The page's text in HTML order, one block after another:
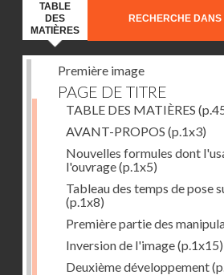
TABLE
DES
MATIÈRES
RECHERCHE
Première image
PAGE DE TITRE
TABLE DES MATIÈRES
AVANT-PROPOS (p.1x3)
Nouvelles formules dont
l'ouvrage(p.1x5)
Tableau des temps de pose
(p.1x8)
Première partie des
Inversion de l'image(p.1x15)
Deuxième développement